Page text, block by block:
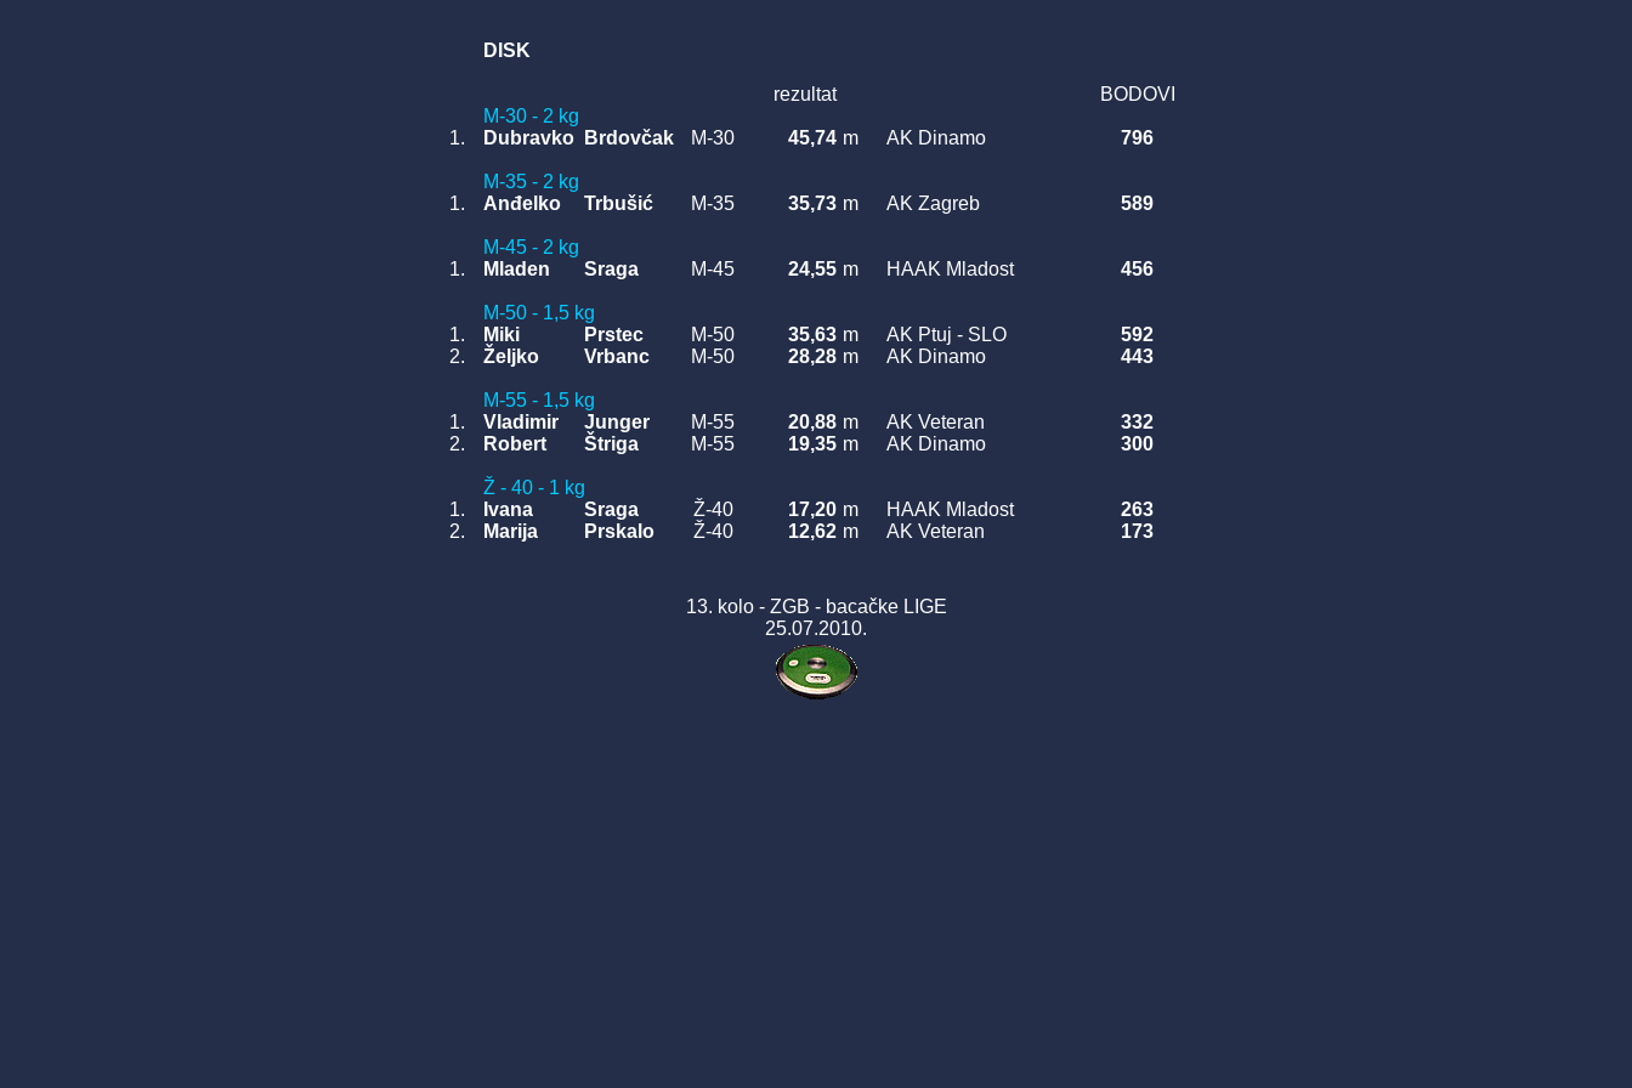
DISK
rezultat
BODOVI
M-30 - 2 kg
1.
Dubravko Brdovčak M-30 45,74- m AK Dinamo 796
M-35 - 2 kg
1.
Anđelko Trbušić M-35 35,73- m AK Zagreb 589
M-45 - 2 kg
1.
Mladen Sraga M-45 24,55- m HAAK Mladost 456
M-50 - 1,5 kg
1.
Miki Prstec M-50 35,63- m AK Ptuj - SLO
592
2.
Željko Vrbanc M-50 28,28- m AK Dinamo 443
M-55 - 1,5 kg
1.
Vladimir Junger M-55 20,88- m AK Veteran
332
2.
Robert Štriga M-55 19,35- m AK Dinamo 300
Ž - 40 - 1 kg
1.
Ivana Sraga Ž-40 17,20- m HAAK Mladost
263
2.
Marija Prskalo Ž-40 12,62- m AK Veteran 173
13. kolo - ZGB - bacačke LIGE
25.07.2010.